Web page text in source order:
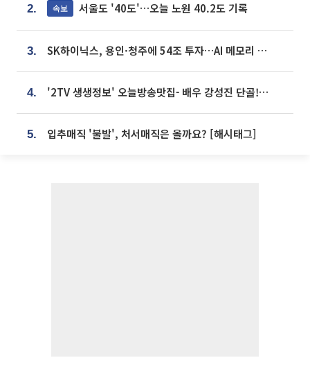
2. 속보 서울도 '40도'…오늘 노원 40.2도 기록
3. SK하이닉스, 용인·청주에 54조 투자…AI 메모리 생산기지 키운다
4. '2TV 생생정보' 오늘방송맛집- 배우 강성진 단골! 쌀국수ㆍ푸팟퐁 커리 맛집 '블○○○'
5. 입추매직 '불발', 처서매직은 올까요? [해시태그]